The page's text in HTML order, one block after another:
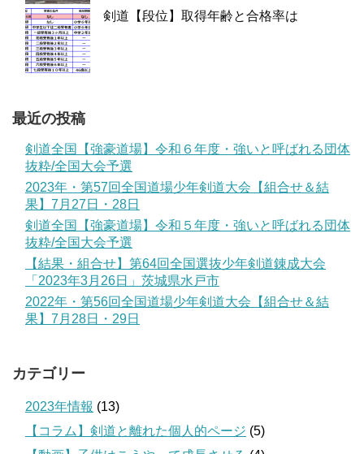
剣道【段位】取得年齢と合格率は
最近の投稿
剣道全国【強豪道場】令和６年度・強いと呼ばれる団体
抜粋/全国大会予選
2023年・第57回全国道場少年剣道大会【組合せ＆結
果】7月27日・28日
剣道全国【強豪道場】令和５年度・強いと呼ばれる団体
抜粋/全国大会予選
【結果・組合せ】第64回全国選抜少年剣道錬成大会
「2023年3月26日」茨城県水戸市
2022年・第56回全国道場少年剣道大会【組合せ＆結
果】7月28日・29日
カテゴリー
2023年情報 (13)
【コラム】剣道と離れた個人的ページ (5)